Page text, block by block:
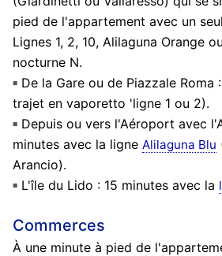
pied de l'appartement avec un
Lignes 1, 2, 10, Alilaguna Orange
nocturne N.
De la Gare ou de Piazzale Roma
trajet en vaporetto 'ligne 1 ou 2).
Depuis ou vers l'Aéroport avec
minutes avec la ligne Alilaguna Blu
Arancio).
L'île du Lido : 15 minutes avec la
Commerces
À une minute à pied de